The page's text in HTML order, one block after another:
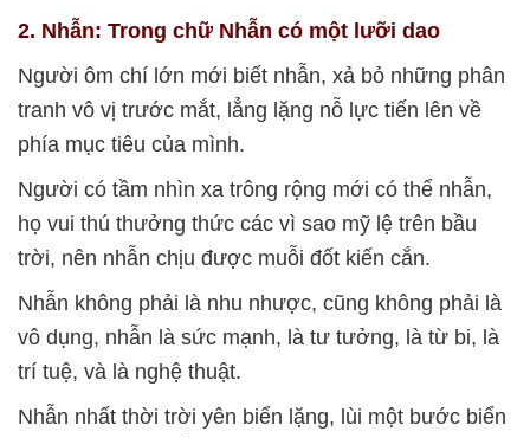
2. Nhẫn: Trong chữ Nhẫn có một lưỡi dao
Người ôm chí lớn mới biết nhẫn, xả bỏ những phân
tranh vô vị trước mắt, lẳng lặng nỗ lực tiến lên về
phía mục tiêu của mình.
Người có tầm nhìn xa trông rộng mới có thể nhẫn,
họ vui thú thưởng thức các vì sao mỹ lệ trên bầu
trời, nên nhẫn chịu được muỗi đốt kiến cắn.
Nhẫn không phải là nhu nhược, cũng không phải là
vô dụng, nhẫn là sức mạnh, là tư tưởng, là từ bi, là
trí tuệ, và là nghệ thuật.
Nhẫn nhất thời trời yên biển lặng, lùi một bước biển